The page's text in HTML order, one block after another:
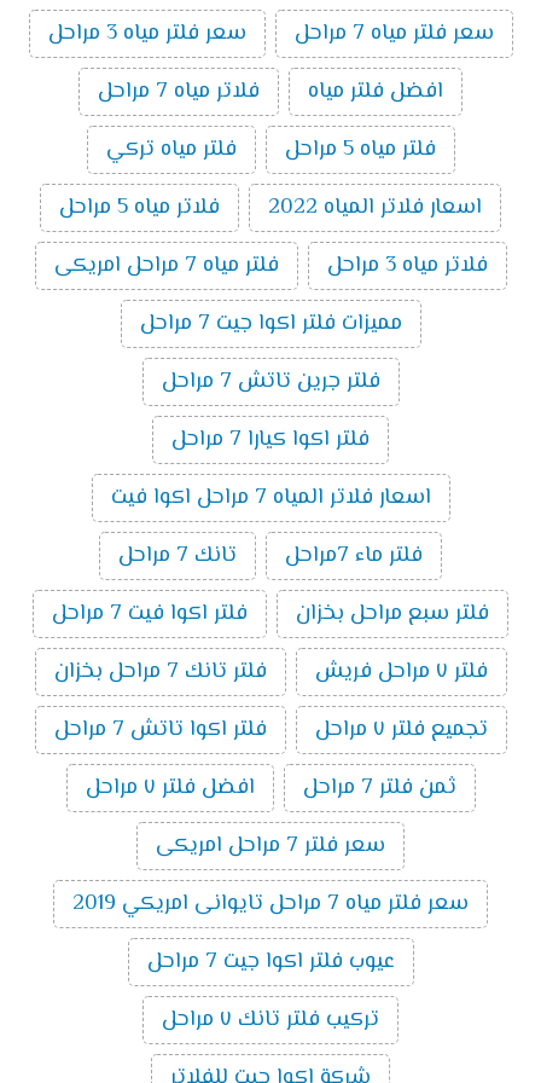
سعر فلتر مياه 7 مراحل
سعر فلتر مياه 3 مراحل
افضل فلتر مياه
فلاتر مياه 7 مراحل
فلتر مياه 5 مراحل
فلتر مياه تركي
اسعار فلاتر المياه 2022
فلاتر مياه 5 مراحل
فلاتر مياه 3 مراحل
فلتر مياه 7 مراحل امريكى
مميزات فلتر اكوا جيت 7 مراحل
فلتر جرين تاتش 7 مراحل
فلتر اكوا كيارا 7 مراحل
اسعار فلاتر المياه 7 مراحل اكوا فيت
فلتر ماء 7مراحل
تانك 7 مراحل
فلتر سبع مراحل بخزان
فلتر اكوا فيت 7 مراحل
فلتر ٧ مراحل فريش
فلتر تانك 7 مراحل بخزان
تجميع فلتر ٧ مراحل
فلتر اكوا تاتش 7 مراحل
ثمن فلتر 7 مراحل
افضل فلتر ٧ مراحل
سعر فلتر 7 مراحل امريكى
سعر فلتر مياه 7 مراحل تايوانى امريكي 2019
عيوب فلتر اكوا جيت 7 مراحل
تركيب فلتر تانك ٧ مراحل